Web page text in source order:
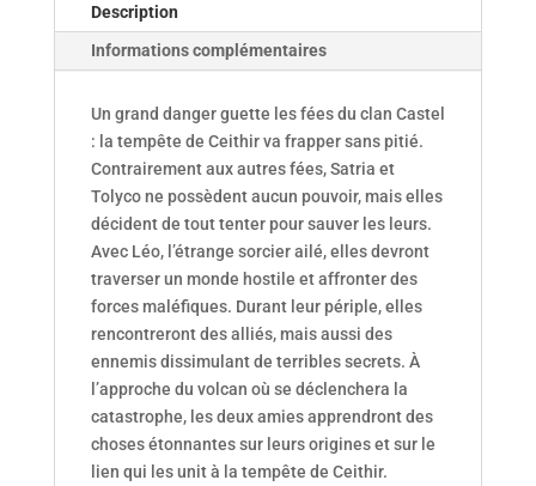
Description
Informations complémentaires
Un grand danger guette les fées du clan Castel
: la tempête de Ceithir va frapper sans pitié.
Contrairement aux autres fées, Satria et
Tolyco ne possèdent aucun pouvoir, mais elles
décident de tout tenter pour sauver les leurs.
Avec Léo, l’étrange sorcier ailé, elles devront
traverser un monde hostile et affronter des
forces maléfiques. Durant leur périple, elles
rencontreront des alliés, mais aussi des
ennemis dissimulant de terribles secrets. À
l’approche du volcan où se déclenchera la
catastrophe, les deux amies apprendront des
choses étonnantes sur leurs origines et sur le
lien qui les unit à la tempête de Ceithir.